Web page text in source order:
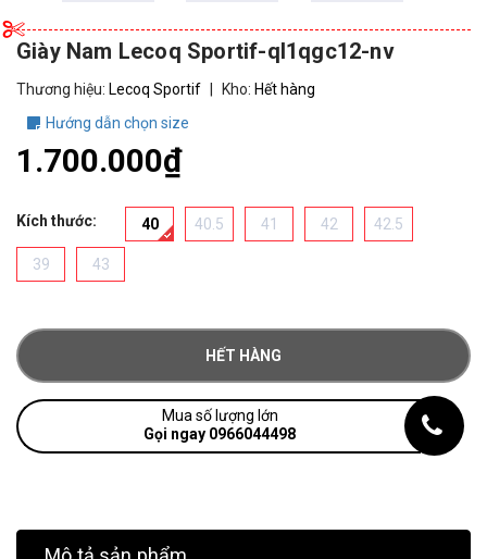
Giày Nam Lecoq Sportif-ql1qgc12-nv
Thương hiệu: Lecoq Sportif Kho: Hết hàng
Hướng dẫn chọn size
1.700.000₫
Kích thước: 40 40.5 41 42 42.5
39 43
HẾT HÀNG
Mua số lượng lớn
Gọi ngay 0966044498